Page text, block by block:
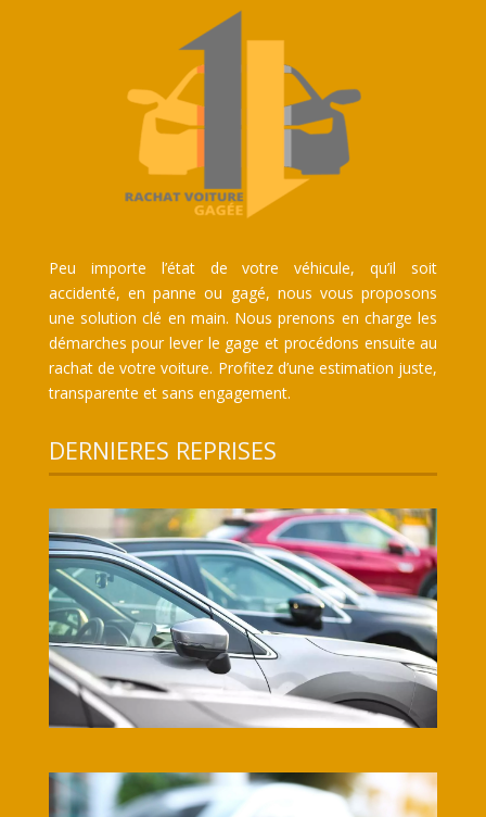
Peu importe l’état de votre véhicule, qu’il soit
accidenté, en panne ou gagé, nous vous proposons
une solution clé en main. Nous prenons en charge les
démarches pour lever le gage et procédons ensuite au
rachat de votre voiture. Profitez d’une estimation juste,
transparente et sans engagement.
DERNIERES REPRISES